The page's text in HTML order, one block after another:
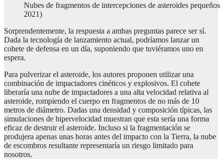
Nubes de fragmentos de intercepciones de asteroides
2021)
Sorprendentemente, la respuesta a ambas preguntas parece ser sí.
Dada la tecnología de lanzamiento actual, podríamos lanzar un
cohete de defensa en un día, suponiendo que tuviéramos uno en
espera.
Para pulverizar el asteroide, los autores proponen utilizar una
combinación de impactadores cinéticos y explosivos. El cohete
liberaría una nube de impactadores a una alta velocidad relativa al
asteroide, rompiendo el cuerpo en fragmentos de no más de 10
metros de diámetro. Dadas una densidad y composición típicas, las
simulaciones de hipervelocidad muestran que esta sería una forma
eficaz de destruir el asteroide. Incluso si la fragmentación se
produjera apenas unas horas antes del impacto con la Tierra, la nube
de escombros resultante representaría un riesgo limitado para
nosotros.